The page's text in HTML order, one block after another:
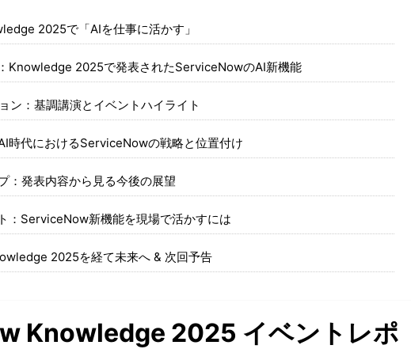
2025で「AIを仕事に活かす」
Knowledge 2025で発表されたServiceNowのAI新機能
ン：基調講演とイベントハイライト
時代におけるServiceNowの戦略と位置付け
：発表内容から見る今後の展望
：ServiceNow新機能を現場で活かすには
2025を経て未来へ & 次回予告
Knowledge 2025 イベントレポ